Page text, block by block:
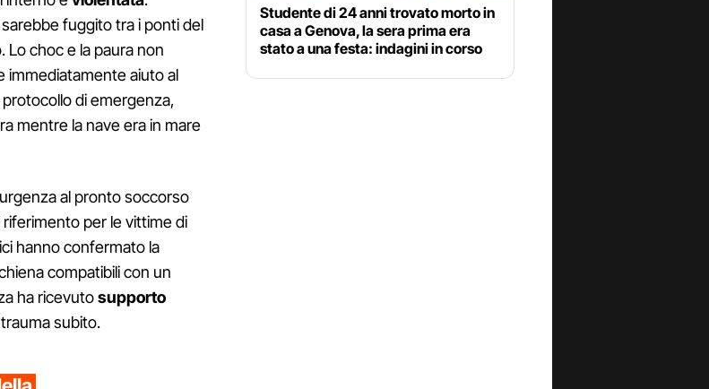
fuggito tra i ponti del
choc e la paura non
immediatamente aiuto al
protocollo di emergenza,
mentre la nave era in mare
al pronto soccorso
riferimento per le vittime di
hanno confermato la
compatibili con un
ha ricevutosupporto
subito.
Studente di 24 anni trovato morto in
casa a Genova, la sera prima era
stato a una festa: indagini in corso